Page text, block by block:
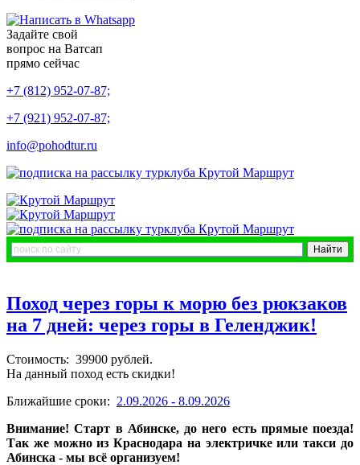
Задайте свой
вопрос на Ватсап
прямо сейчас
+7 (812) 952-07-87;
+7 (921) 952-07-87;
info@pohodtur.ru
Поход через горы к морю без рюкзаков
на 7 дней: через горы в Геленджик!
Стоимость: 39900 рублей.
На данный поход есть скидки!
Ближайшие сроки: 2.09.2026 - 8.09.2026
Внимание! Старт в Абинске, до него есть прямые поезда!
Так же можно из Краснодара на электричке или такси до
Абинска - мы всё организуем!